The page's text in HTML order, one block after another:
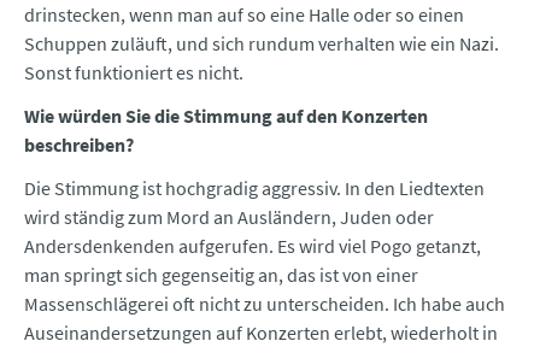
drinstecken, wenn man auf so eine Halle oder so einen
Schuppen zuläuft, und sich rundum verhalten wie ein Nazi.
Sonst funktioniert es nicht.
Wie würden Sie die Stimmung auf den Konzerten
beschreiben?
Die Stimmung ist hochgradig aggressiv. In den Liedtexten
wird ständig zum Mord an Ausländern, Juden oder
Andersdenkenden aufgerufen. Es wird viel Pogo getanzt,
man springt sich gegenseitig an, das ist von einer
Massenschlägerei oft nicht zu unterscheiden. Ich habe auch
Auseinandersetzungen auf Konzerten erlebt, wiederholt in